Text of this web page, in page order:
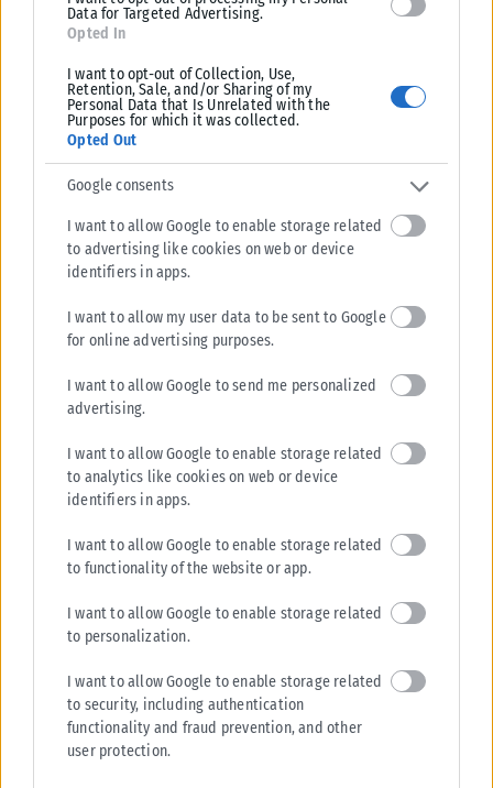
Data for Targeted Advertising.
Opted In
I want to opt-out of Collection, Use,
Retention, Sale, and/or Sharing of my
Personal Data that Is Unrelated with the
Purposes for which it was collected.
Opted Out
Google consents
I want to allow Google to enable storage related
to advertising like cookies on web or device
identifiers in apps.
I want to allow my user data to be sent to Google
for online advertising purposes.
I want to allow Google to send me personalized
advertising.
I want to allow Google to enable storage related
to analytics like cookies on web or device
identifiers in apps.
I want to allow Google to enable storage related
to functionality of the website or app.
I want to allow Google to enable storage related
to personalization.
I want to allow Google to enable storage related
to security, including authentication
functionality and fraud prevention, and other
user protection.